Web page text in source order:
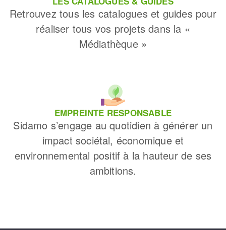
Retrouvez tous les catalogues et guides pour
réaliser tous vos projets dans la «
Médiathèque »
EMPREINTE RESPONSABLE
Sidamo s’engage au quotidien à générer un
impact sociétal, économique et
environnemental positif à la hauteur de ses
ambitions.